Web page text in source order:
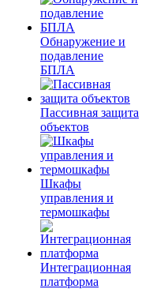
Обнаружение и
подавление
БПЛА
Пассивная защита
объектов
Шкафы
управления и
термошкафы
Интеграционная
платформа